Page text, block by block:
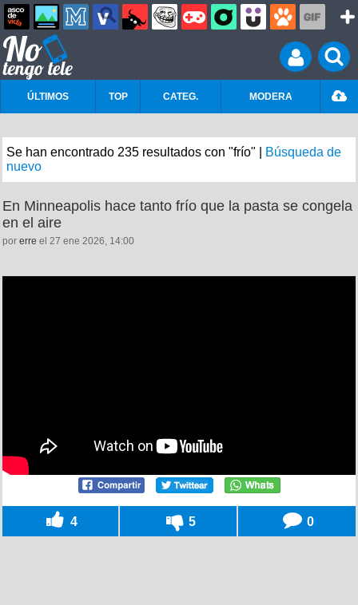
ÚLTIMOS TOP CATEG. MODERA
Se han encontrado 235 resultados con "frío" |
Búsqueda de
nuevo
En Minneapolis hace tanto frío que la pasta se congela
en el aire
por erre el 27 ene 2026, 14:00
4 5 0